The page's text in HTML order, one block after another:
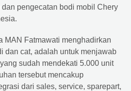
pengecatan bodi mobil Chery
MAN Fatmawati menghadirkan
dan cat, adalah untuk menjawab
sudah mendekati 5.000 unit
tersebut mencakup
dari sales, service, sparepart,